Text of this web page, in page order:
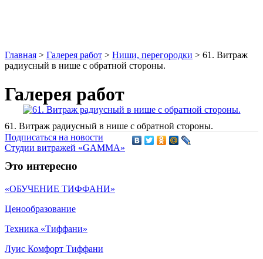
Главная > Галерея работ > Ниши, перегородки > 61. Витраж
радиусный в нише с обратной стороны.
Галерея работ
61. Витраж радиусный в нише с обратной стороны.
Подписаться на новости
Студии витражей «GAMMA»
Это интересно
«ОБУЧЕНИЕ ТИФФАНИ»
Ценообразование
Техника «Тиффани»
Луис Комфорт Тиффани